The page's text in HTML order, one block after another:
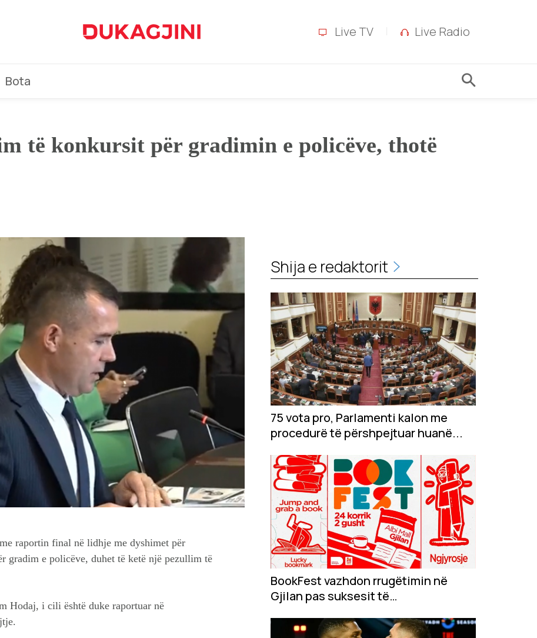
Live TV Live Radio
Bota
të konkursit për gradimin e policëve, thotë
raportin final në lidhje me dyshimet për
gradim e policëve, duhet të ketë një pezullim të
Hodaj, i cili është duke raportuar në
Shija e redaktorit
75 vota pro, Parlamenti kalon me
procedurë të përshpejtuar huanë...
BookFest vazhdon rrugëtimin në
Gjilan pas suksesit të